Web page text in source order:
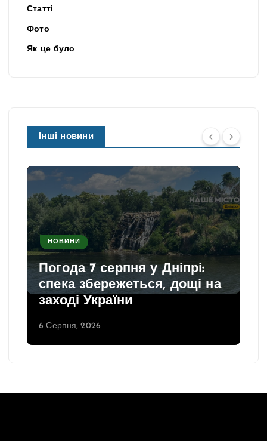
Статті
Фото
Як це було
Інші новини
НОВИНИ
Погода 7 серпня у Дніпрі:
спека збережеться, дощі на
заході України
6 Серпня, 2026